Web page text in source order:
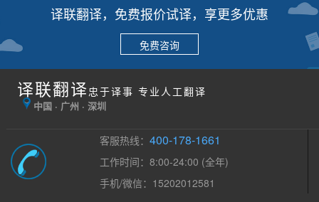
译联翻译，免费报价试译，享更多优惠
免费咨询
译联翻译 忠于译事 专业人工翻译
中国 · 广州 · 深圳
客服热线：400-178-1661
工作时间：8:00-24:00 (全年)
手机/微信：15202012581